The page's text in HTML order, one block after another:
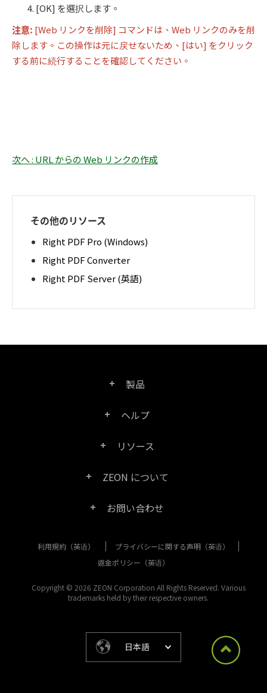
[OK] を選択します。
注意: [Web リンクを削除] コマンドは、Web リンクのみを削
除します。この操作は元に戻せないため、[はい] をクリック
する前に続行することを確認してください。
次へ : URL からの Web リンクの作成
その他のリソース
Right PDF Pro (Windows)
Right PDF Converter
Right PDF Server (英語)
製品
Right PDF Pro
Right PDF Reader (Mobile)
Right PDF SDK
Right PDF Online
ヘルプ
FAQ
エンタープライズ展開ガイド
リソース
製品/ライセンスの比較
SDK リソース (Right PDF Server 用)
古いバージョンのダウンロード
ZEON について
会社概要
メディア報道
成功事例
お問い合わせ
購入相談
カスタマー サービス
利用規約（英语）
プライバシーに関する声明（英语）
返金ポリシー（英语）
Copyright © 2026 ZEON Corporation All Rights Reserved. Various
trademarks held by their respective owners.